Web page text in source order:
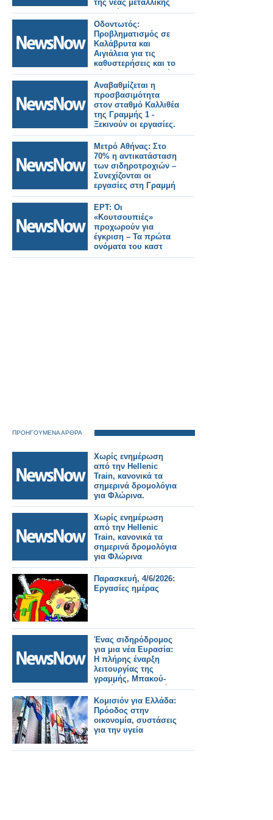
της νέας μεταλλικής
πεζογέφυρας στην
οδό Καλλιθέας"
Οδοντωτός:
Προβληματισμός σε
Καλάβρυτα και
Αιγιάλεια για τις
καθυστερήσεις και το
μέλλον της ιστορικής
σιδηροδρομικής
γραμμής.
Αναβαθμίζεται η
προσβασιμότητα
στον σταθμό Καλλιθέα
της Γραμμής 1 -
Ξεκινούν οι εργασίες.
Μετρό Αθήνας: Στο
70% η αντικατάσταση
των σιδηροτροχιών –
Συνεχίζονται οι
εργασίες στη Γραμμή
3.
ΕΡΤ: Οι
«Κουτσουπιές»
προχωρούν για
έγκριση – Τα πρώτα
ονόματα του καστ
ΠΡΟΗΓΟΥΜΕΝΑ ΑΡΘΡΑ
Χωρίς ενημέρωση
από την Hellenic
Train, κανονικά τα
σημερινά δρομολόγια
για Φλώρινα.
Χωρίς ενημέρωση
από την Hellenic
Train, κανονικά τα
σημερινά δρομολόγια
για Φλώρινα
Παρασκευή, 4/6/2026:
Εργασίες ημέρας
Ένας σιδηρόδρομος
για μια νέα Ευρασία:
Η πλήρης έναρξη
λειτουργίας της
γραμμής, Μπακού-
Τιφλίδα-Καρς, αλλάζει
τα δεδομένα.
Κομισιόν για Ελλάδα:
Πρόοδος στην
οικονομία, συστάσεις
για την υγεία